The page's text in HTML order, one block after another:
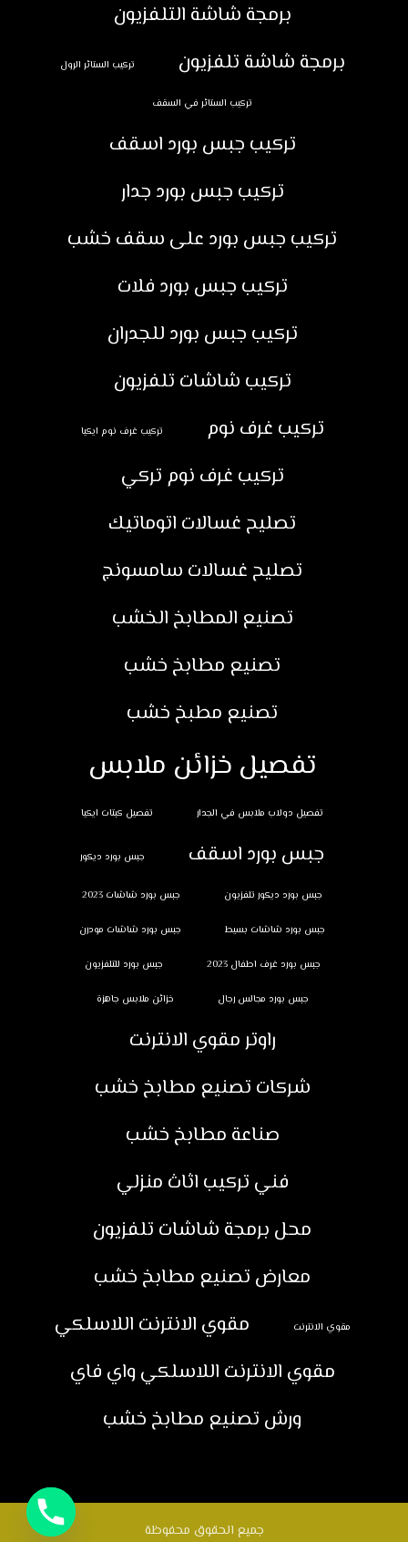
برمجة شاشة التلفزيون
برمجة شاشة تلفزيون
تركيب الستائر الرول
تركيب الستائر في السقف
تركيب جبس بورد اسقف
تركيب جبس بورد جدار
تركيب جبس بورد على سقف خشب
تركيب جبس بورد فلات
تركيب جبس بورد للجدران
تركيب شاشات تلفزيون
تركيب غرف نوم
تركيب غرف نوم ايكيا
تركيب غرف نوم تركي
تصليح غسالات اتوماتيك
تصليح غسالات سامسونج
تصنيع المطابخ الخشب
تصنيع مطابخ خشب
تصنيع مطبخ خشب
تفصيل خزائن ملابس
تفصيل دولاب ملابس في الجدار تفصيل كبتات ايكيا
جبس بورد اسقف جبس بورد ديكور
جبس بورد ديكور تلفزيون جبس بورد شاشات 2023
جبس بورد شاشات بسيط جبس بورد شاشات مودرن
جبس بورد غرف اطفال 2023 جبس بورد للتلفزيون
جبس بورد مجالس رجال خزائن ملابس جاهزة
راوتر مقوي الانترنت
شركات تصنيع مطابخ خشب
صناعة مطابخ خشب
فني تركيب اثاث منزلي
محل برمجة شاشات تلفزيون
معارض تصنيع مطابخ خشب
مقوي الانترنت
مقوي الانترنت اللاسلكي
مقوي الانترنت اللاسلكي واي فاي
ورش تصنيع مطابخ خشب
جميع الحقوق محفوظة